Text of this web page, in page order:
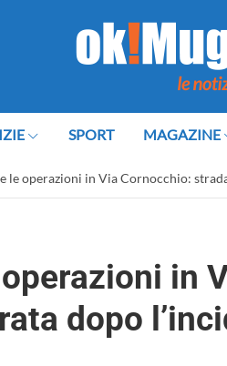
SPORT MAGAZINE
le operazioni in Via Cornocchio:
in
dopo